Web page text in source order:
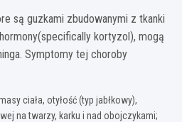
są guzkami zbudowanymi z tkanki
kortyzol), mogą
Symptomy tej choroby
ciała, otyłość (typ jabłkowy),
na twarzy, karku i nad obojczykami;